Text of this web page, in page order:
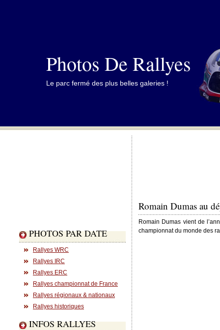
Photos De Rallyes
Le parc fermé des plus belles galeries !
PHOTOS PAR DATE
Rallyes WRC
Rallyes IRC
Rallyes ERC
Rallyes championnat de France
Rallyes régionaux & nationaux
Rallyes historiques
INFOS RALLYES
Romain Dumas au
Romain Dumas vient de
championnat du monde des